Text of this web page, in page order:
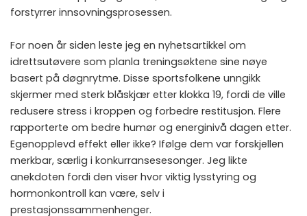
forstyrrer innsovningsprosessen.
For noen år siden leste jeg en nyhetsartikkel om
idrettsutøvere som planla treningsøktene sine nøye
basert på døgnrytme. Disse sportsfolkene unngikk
skjermer med sterk blåskjær etter klokka 19, fordi de ville
redusere stress i kroppen og forbedre restitusjon. Flere
rapporterte om bedre humør og energinivå dagen etter.
Egenopplevd effekt eller ikke? Ifølge dem var forskjellen
merkbar, særlig i konkurransesesonger. Jeg likte
anekdoten fordi den viser hvor viktig lysstyring og
hormonkontroll kan være, selv i
prestasjonssammenhenger.